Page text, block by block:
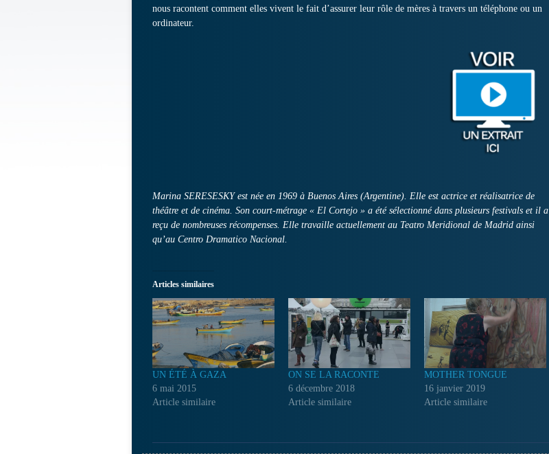
nous racontent comment elles vivent le fait d’assurer leur rôle de mères à travers un téléphone ou un
ordinateur.
Marina SERESESKY est née en 1969 à Buenos Aires (Argentine). Elle est actrice et réalisatrice de
théâtre et de cinéma. Son court-métrage « El Cortejo » a été sélectionné dans plusieurs festivals et il a
reçu de nombreuses récompenses. Elle travaille actuellement au Teatro Meridional de Madrid ainsi
qu’au Centro Dramatico Nacional.
Articles similaires
UN ÉTÉ À GAZA
6 mai 2015
Article similaire
ON SE LA RACONTE
6 décembre 2018
Article similaire
MOTHER TONGUE
16 janvier 2019
Article similaire